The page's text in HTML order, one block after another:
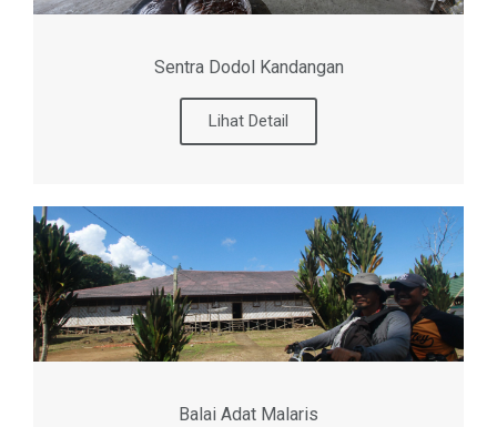
Sentra Dodol Kandangan
Lihat Detail
Balai Adat Malaris